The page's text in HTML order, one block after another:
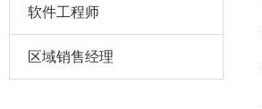
软件工程师
区域销售经理